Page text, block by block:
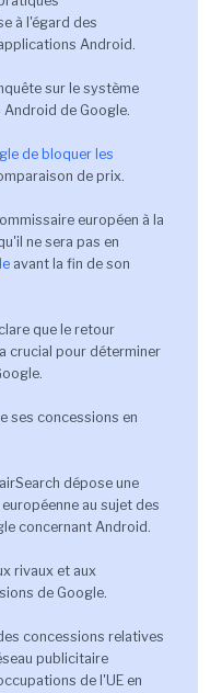
à l'égard des
Android.
sur le système
de Google.
de bloquer les
de prix.
européen à la
ne sera pas en
avant la fin de son
que le retour
crucial pour déterminer
ses concessions en
dépose une
au sujet des
concernant Android.
rivaux et aux
de Google.
concessions relatives
publicitaire
de l'UE en